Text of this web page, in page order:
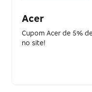
Acer
Cupom Acer de 5%
no site!